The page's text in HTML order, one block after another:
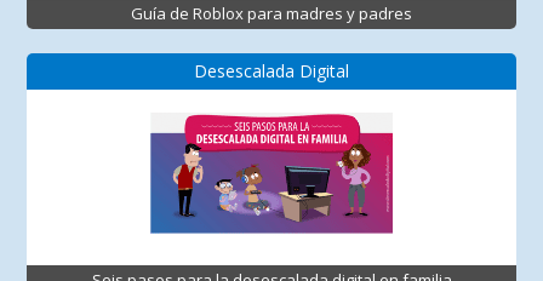
Guía de Roblox para madres y padres
Desescalada Digital